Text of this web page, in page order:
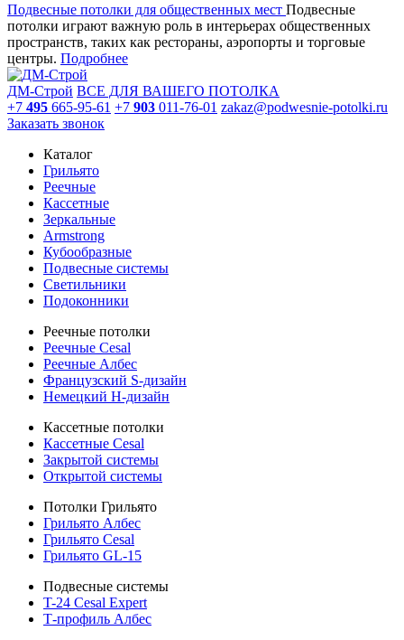
Подвесные потолки для общественных мест Подвесные
потолки играют важную роль в интерьерах общественных
пространств, таких как рестораны, аэропорты и торговые
центры. Подробнее
ДМ-Строй ВСЕ ДЛЯ ВАШЕГО ПОТОЛКА
+7 495 665-95-61 +7 903 011-76-01 zakaz@podwesnie-potolki.ru
Заказать звонок
Каталог
Грильято
Реечные
Кассетные
Зеркальные
Armstrong
Кубообразные
Подвесные системы
Светильники
Подоконники
Реечные потолки
Реечные Cesal
Реечные Албес
Французский S-дизайн
Немецкий H-дизайн
Кассетные потолки
Кассетные Cesal
Закрытой системы
Открытой системы
Потолки Грильято
Грильято Албес
Грильято Cesal
Грильято GL-15
Подвесные системы
T-24 Cesal Expert
Т-профиль Албес